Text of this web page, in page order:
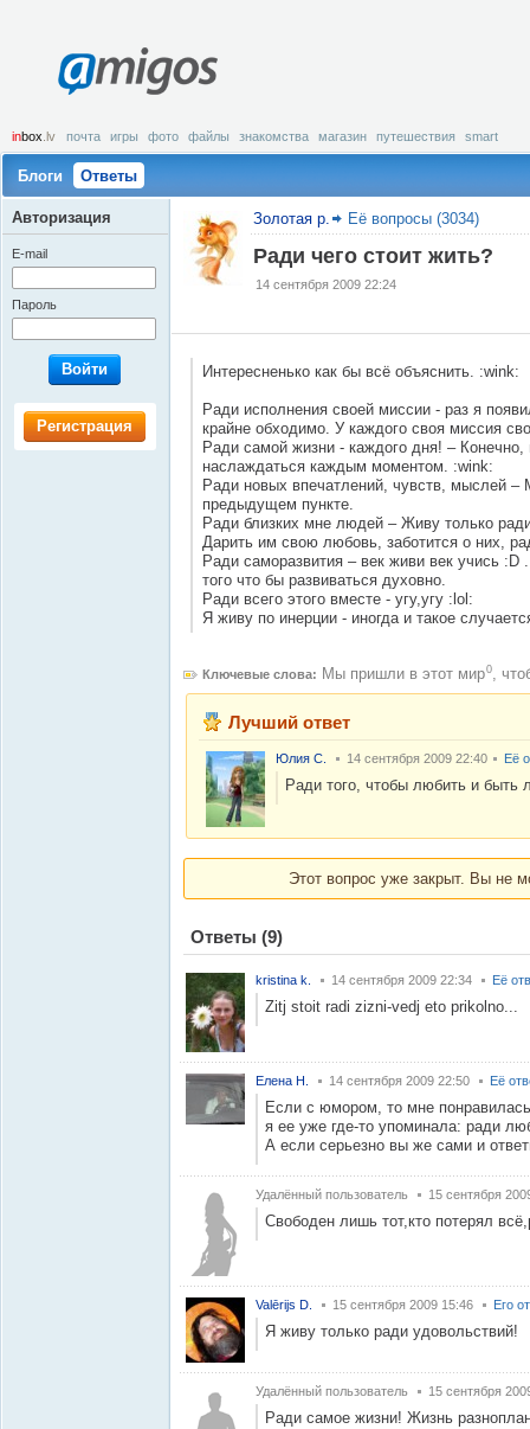
amigos
inbox .lv почта игры фото файлы знакомства магазин путешествия smart
Блоги Ответы
Золотая р. Её вопросы (3034)
Ради чего стоит жить?
14 сентября 2009 22:24
Интересненько как бы всё объяснить. :wink:
Ради исполнения своей миссии - раз я
крайне обходимо. У каждого своя миссия
Ради самой жизни - каждого дня! – Конечно,
наслаждаться каждым моментом. :wink:
Ради новых впечатлений, чувств, мыслей –
предыдущем пункте.
Ради близких мне людей – Живу только
Дарить им свою любовь, заботится о них,
Ради саморазвития – век живи век учись
того что бы развиваться духовно.
Ради всего этого вместе - угу,угу :lol:
Я живу по инерции - иногда и такое
Ключевые слова: Мы пришли в этот мир0,
Лучший ответ
Юлия С. 14 сентября 2009 22:40 Её
Ради того, чтобы любить и быть
Этот вопрос уже закрыт. Вы не
Ответы (9)
kristina k. 14 сентября 2009 22:34 Её
Zitj stoit radi zizni-vedj eto prikolno...
Елена Н. 14 сентября 2009 22:50 Её
Если с юмором, то мне
я ее уже где-то упоминала: ради
А если серьезно вы же сами и
Удалённый пользователь 15 сентября
Свободен лишь тот,кто потерял
Valērijs D. 15 сентября 2009 15:46 Его
Я живу только ради удовольствий!
Удалённый пользователь 15 сентября
Ради самое жизни! Жизнь
Авторизация
E-mail
Пароль
Войти
Регистрация